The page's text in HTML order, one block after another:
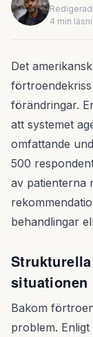
4 min
Det
förändringar.
att systemet
omfattande
500
av patienterna
behandlingar
situationen
Bakom
problem.